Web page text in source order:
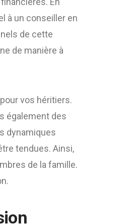
à un conseiller en
de cette
de manière à
vos héritiers.
également des
dynamiques
tendues. Ainsi,
de la famille.